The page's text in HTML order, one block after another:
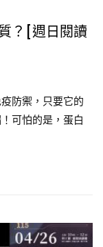
？[週日閱讀
防禦，只要它的
可怕的是，蛋白